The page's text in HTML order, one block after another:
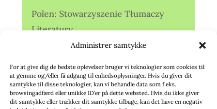
Administrer samtykke
For at give dig de bedste oplevelser bruger vi teknologier som cookies til
at gemme og/eller få adgang til enhedsoplysninger. Hvis du giver dit
samtykke til disse teknologier, kan vi behandle data som f.eks.
browsingadfærd eller unikke ID'er på dette websted. Hvis du ikke giver
dit samtykke eller trækker dit samtykke tilbage, kan det have en negativ
Polen: Stowarzyszenie Tłumaczy
Literatury
Storbritannien: Translators
Association (TA)
Sverige: Översättarsektionen (Ö.)
Sverige: Översättarcentrum (ÖC)